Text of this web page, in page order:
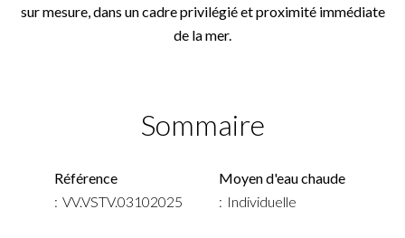
sur mesure, dans un cadre privilégié et proximité immédiate
de la mer.
Sommaire
Référence
VV.VSTV.03102025
Moyen d'eau chaude
Individuelle